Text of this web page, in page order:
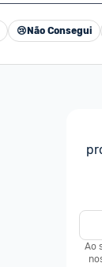
😢 Não Consegui
Ao